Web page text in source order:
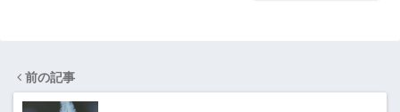
前の記事